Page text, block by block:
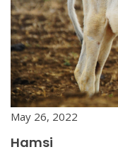
May 26, 2022
Hamsi